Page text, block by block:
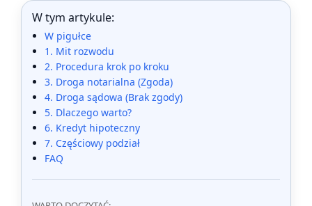
W tym artykule:
W pigułce
1. Mit rozwodu
2. Procedura krok po kroku
3. Droga notarialna (Zgoda)
4. Droga sądowa (Brak zgody)
5. Dlaczego warto?
6. Kredyt hipoteczny
7. Częściowy podział
FAQ